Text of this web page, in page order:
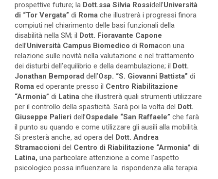
prospettive future; la Dott.ssa Silvia Rossidell’Università
di “Tor Vergata” di Roma che illustrerà i progressi finora
compiuti nel chiarimento delle basi funzionali della
disabilità nella SM; il Dott. Fioravante Capone
dell’Università Campus Biomedico di Romacon una
relazione sulle novità nella valutazione e nel trattamento
dei disturbi dell’equilibrio e della deambulazione; il Dott.
Jonathan Bemporad dell’Osp. “S. Giovanni Battista” di
Roma ed operante presso il Centro Riabilitazione
“Armonia” di Latina che illustrerà quali strumenti utilizzare
per il controllo della spasticità. Sarà poi la volta del Dott.
Giuseppe Palieri dell’Ospedale “San Raffaele” che farà
il punto su quando e come utilizzare gli ausili alla mobilità.
Si presterà anche, ad opera del Dott. Andrea
Stramaccioni del Centro di Riabilitazione “Armonia” di
Latina, una particolare attenzione a come l’aspetto
psicologico possa influenzare la rispondenza alla terapia.